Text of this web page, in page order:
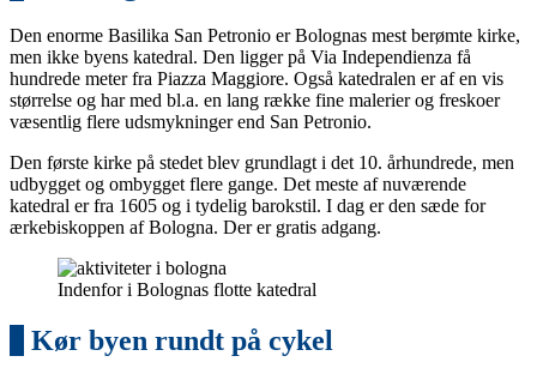
Den enorme Basilika San Petronio er Bolognas mest berømte kirke,
men ikke byens katedral. Den ligger på Via Independienza få
hundrede meter fra Piazza Maggiore. Også katedralen er af en vis
størrelse og har med bl.a. en lang række fine malerier og freskoer
væsentlig flere udsmykninger end San Petronio.
Den første kirke på stedet blev grundlagt i det 10. århundrede, men
udbygget og ombygget flere gange. Det meste af nuværende
katedral er fra 1605 og i tydelig barokstil. I dag er den sæde for
ærkebiskoppen af Bologna. Der er gratis adgang.
Indenfor i Bolognas flotte katedral
Kør byen rundt på cykel